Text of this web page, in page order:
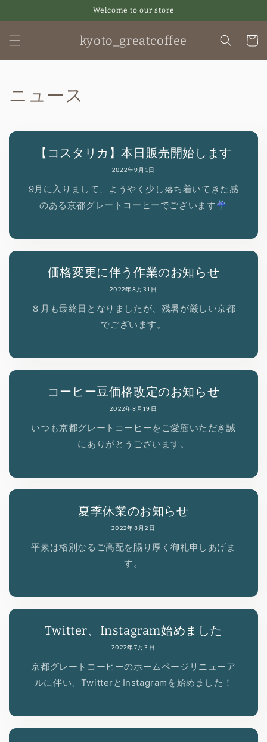
進む
Welcome to our store
kyoto_greatcoffee
ー
ニュース
【コスタリカ】本日販売開始します
2022年9月1日
9月に入りまして、ようやく少し落ち着いてきた感
のある京都グレートコーヒーでございます☔️
価格変更に伴う作業のお知らせ
2022年8月31日
８月も最終日となりましたが、残暑が厳しい京都
でございます。
コーヒー豆価格改定のお知らせ
2022年8月19日
いつも京都グレートコーヒーをご愛顧いただき誠
にありがとうございます。
夏季休業のお知らせ
2022年8月2日
平素は格別なるご高配を賜り厚く御礼申しあげま
す。
Twitter、Instagram始めました
2022年7月3日
京都グレートコーヒーのホームページリニューア
ルに伴い、TwitterとInstagramを始めました！